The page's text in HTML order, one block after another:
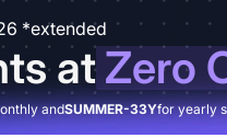
*extended
atZero
andSUMMER-33Yfor yearly